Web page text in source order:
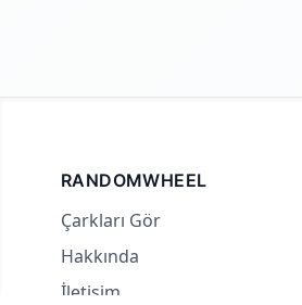
RANDOMWHEEL
Çarkları Gör
Hakkında
İletişim